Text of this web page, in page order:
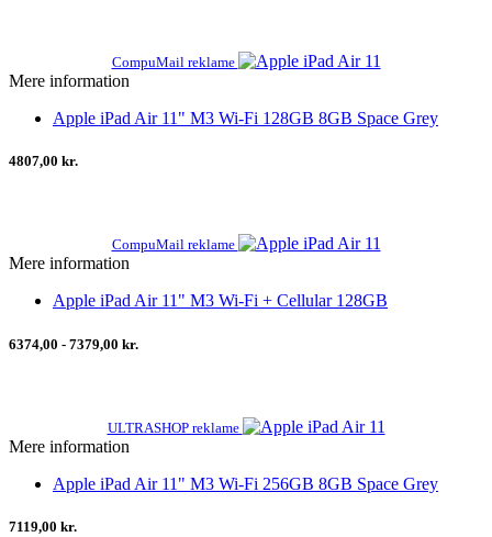
CompuMail reklame
Mere information
Apple iPad Air 11" M3 Wi-Fi 128GB 8GB Space Grey
4807,00 kr.
CompuMail reklame
Mere information
Apple iPad Air 11" M3 Wi-Fi + Cellular 128GB
6374,00 - 7379,00 kr.
ULTRASHOP reklame
Mere information
Apple iPad Air 11" M3 Wi-Fi 256GB 8GB Space Grey
7119,00 kr.